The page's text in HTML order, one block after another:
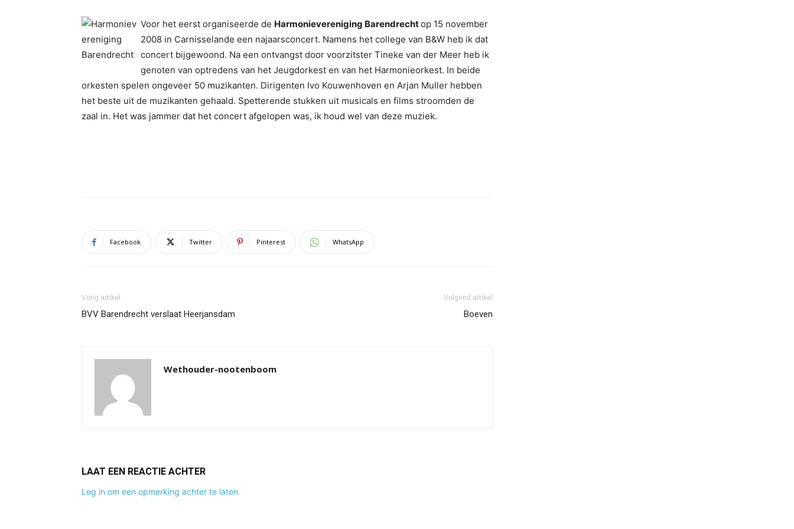
Voor het eerst organiseerde de Harmonievereniging Barendrechtop 15 november
2008 in Carnisselande een najaarsconcert. Namens het college van B&W heb ik dat
concert bijgewoond. Na een ontvangst door voorzitster Tineke van der Meer heb ik
genoten van optredens van het Jeugdorkest en van het Harmonieorkest. In beide
orkesten spelen ongeveer 50 muzikanten. Dirigenten Ivo Kouwenhoven en Arjan Muller hebben
het beste uit de muzikanten gehaald. Spetterende stukken uit musicals en films stroomden de
zaal in. Het was jammer dat het concert afgelopen was, ik houd wel van deze muziek.
Facebook Twitter Pinterest WhatsApp
Vorig artikel
BVV Barendrecht verslaat Heerjansdam
Volgend artikel
Boeven
Wethouder-nootenboom
LAAT EEN REACTIE ACHTER
Log in om een opmerking achter te laten